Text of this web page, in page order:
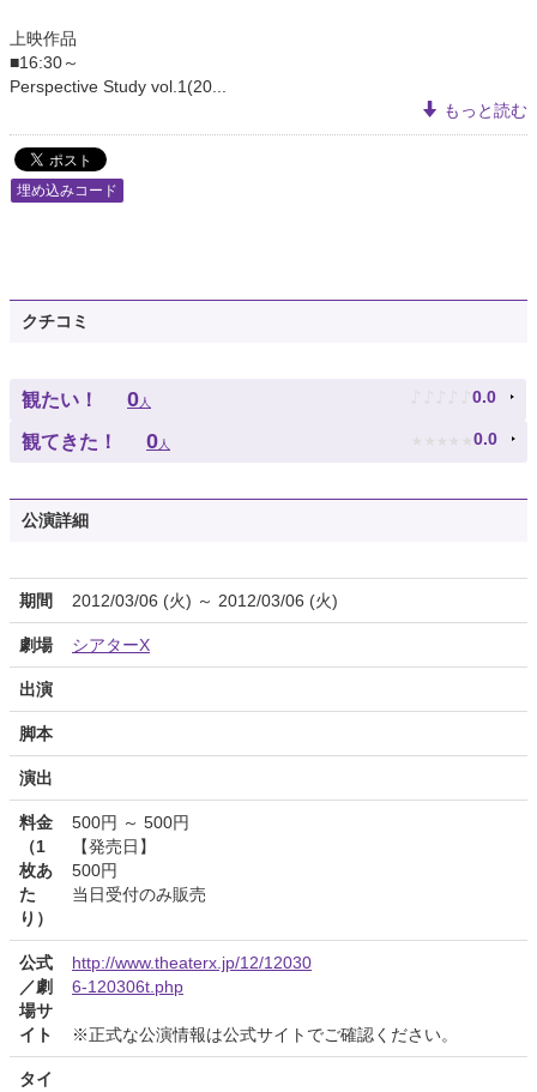
上映作品
■16:30～
Perspective Study vol.1(20...
もっと読む
埋め込みコード
クチコミ
観たい！ 0人 ♪ ♪ ♪ ♪ ♪ 0.0
観てきた！ 0人 ★ ★ ★ ★ ★ 0.0
公演詳細
期間 2012/03/06 (火) ～ 2012/03/06 (火)
劇場 シアターX
出演
脚本
演出
料金
（1
枚あ
た
り）
500円 ～ 500円
【発売日】
500円
当日受付のみ販売
公式
／劇
場サ
イト
http://www.theaterx.jp/12/12030
6-120306t.php
※正式な公演情報は公式サイトでご確認ください。
タイ